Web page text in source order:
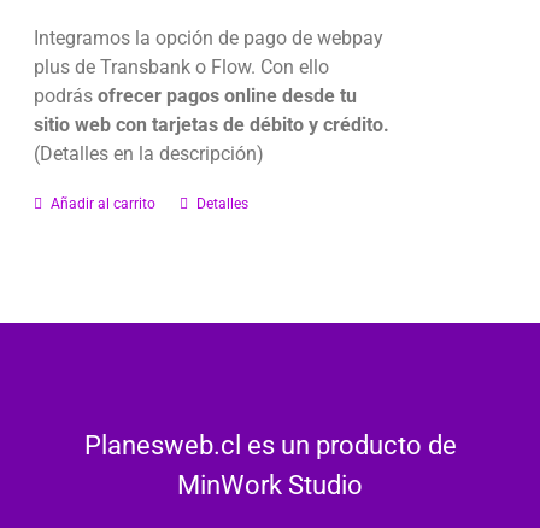
Integramos la opción de pago de webpay
plus de Transbank o Flow. Con ello
podrásofrecer pagos online desde tu
sitio web con tarjetas de débito y crédito.
(Detalles en la descripción)
Añadir al carrito Detalles
Planesweb.cl es un producto de
MinWork Studio